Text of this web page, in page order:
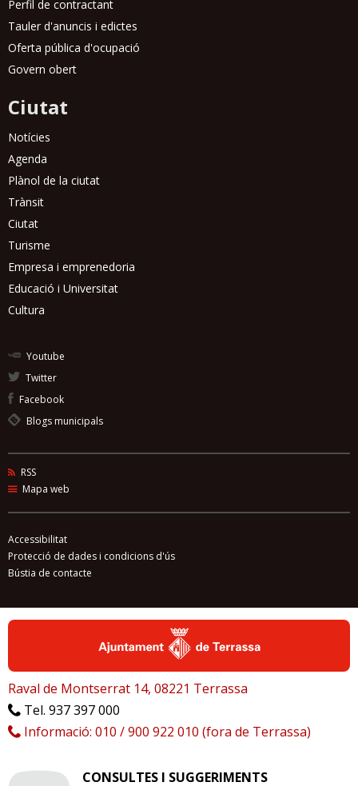
Perfil de contractant
Tauler d'anuncis i edictes
Oferta pública d'ocupació
Govern obert
Ciutat
Notícies
Agenda
Plànol de la ciutat
Trànsit
Ciutat
Turisme
Empresa i emprenedoria
Educació i Universitat
Cultura
Youtube
Twitter
Facebook
Blogs municipals
RSS
Mapa web
Accessibilitat
Protecció de dades i condicions d'ús
Bústia de contacte
Raval de Montserrat 14, 08221 Terrassa
Tel. 937 397 000
Informació: 010 / 900 922 010 (fora de Terrassa)
CONSULTES I SUGGERIMENTS